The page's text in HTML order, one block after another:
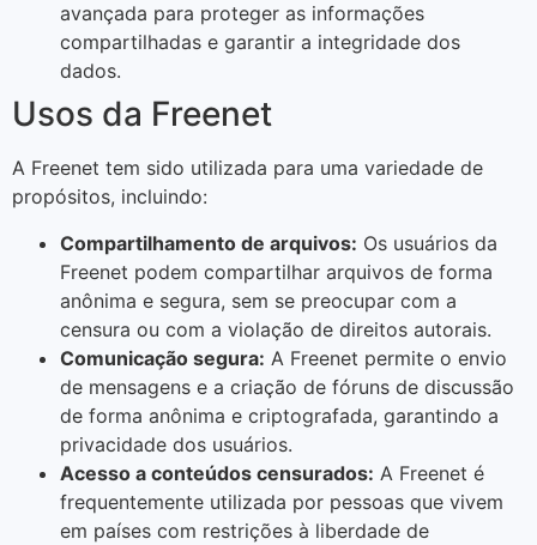
avançada para proteger as informações
compartilhadas e garantir a integridade dos
dados.
Usos da Freenet
A Freenet tem sido utilizada para uma variedade de
propósitos, incluindo:
Compartilhamento de arquivos: Os usuários da
Freenet podem compartilhar arquivos de forma
anônima e segura, sem se preocupar com a
censura ou com a violação de direitos autorais.
Comunicação segura: A Freenet permite o envio
de mensagens e a criação de fóruns de discussão
de forma anônima e criptografada, garantindo a
privacidade dos usuários.
Acesso a conteúdos censurados: A Freenet é
frequentemente utilizada por pessoas que vivem
em países com restrições à liberdade de